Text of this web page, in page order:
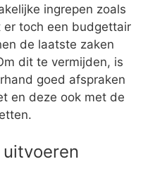
ingrepen zoals
er toch een budgettair
de laatste zaken
dit te vermijden, is
goed afspraken
en deze ook met de